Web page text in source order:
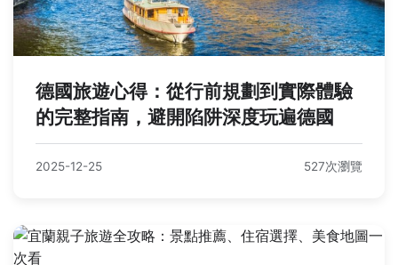
德國旅遊心得：從行前規劃到實際體驗
的完整指南，避開陷阱深度玩遍德國
2025-12-25 527次瀏覽